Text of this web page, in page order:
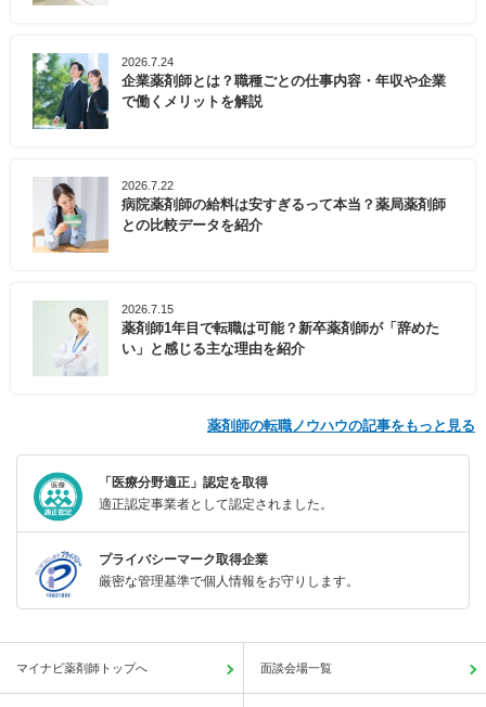
2026.7.24
企業薬剤師とは？職種ごとの仕事内容・年収や企業
で働くメリットを解説
2026.7.22
病院薬剤師の給料は安すぎるって本当？薬局薬剤師
との比較データを紹介
2026.7.15
薬剤師1年目で転職は可能？新卒薬剤師が「辞めた
い」と感じる主な理由を紹介
薬剤師の転職ノウハウの記事をもっと見る
「医療分野適正」認定を取得
適正認定事業者として認定されました。
プライバシーマーク取得企業
厳密な管理基準で個人情報をお守りします。
マイナビ薬剤師トップへ 面談会場一覧